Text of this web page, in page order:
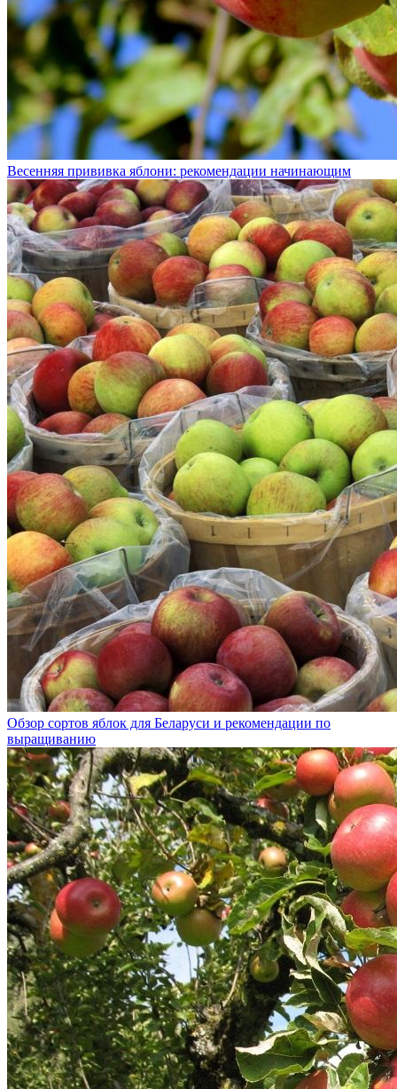
Весенняя прививка яблони: рекомендации начинающим
Обзор сортов яблок для Беларуси и рекомендации по
выращиванию